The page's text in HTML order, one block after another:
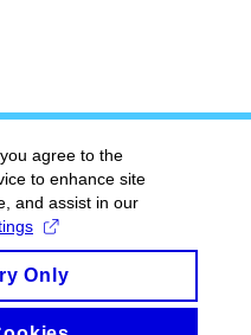
agree to the
to enhance site
and assist in our
Only